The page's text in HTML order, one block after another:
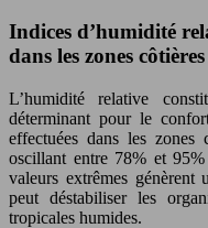
Indices d’humidité
dans les zones côtières
L’humidité relative
déterminant pour le
effectuées dans les zones
oscillant entre 78% et
valeurs extrêmes génèrent
peut déstabiliser les
tropicales humides.